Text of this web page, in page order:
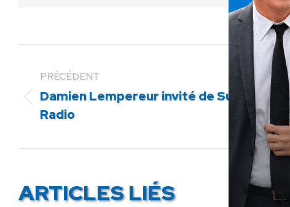
PRÉCÉDENT
Article
précédent
Damien Lempereur invité de Sud
Radio
ARTICLES LIÉS